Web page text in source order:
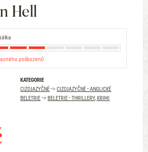
Hell
poškození)
KATEGORIE
CIZOJAZYČNÉ->CIZOJAZYČNÉ - ANGLICKÉ
BELETRIE->BELETRIE - THRILLERY, KRIMI